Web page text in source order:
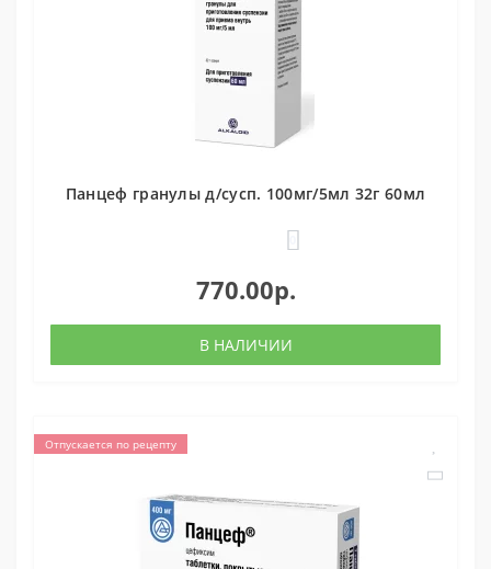
Панцеф гранулы д/сусп. 100мг/5мл 32г 60мл
770.00р.
В НАЛИЧИИ
Отпускается по рецепту